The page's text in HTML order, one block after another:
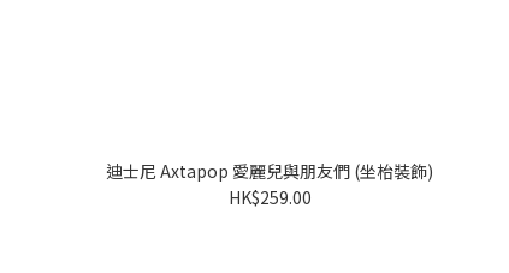
迪士尼 Axtapop 愛麗兒與朋友們 (坐枱裝飾)
HK$259.00